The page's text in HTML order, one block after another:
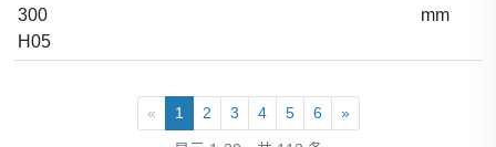
300
H05
mm
« 1 2 3 4 5 6 »